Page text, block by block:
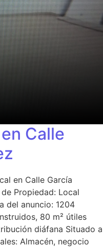
Calle
en Calle García
Propiedad: Local
del anuncio: 1204
80 m² útiles
diáfana Situado a
Almacén, negocio